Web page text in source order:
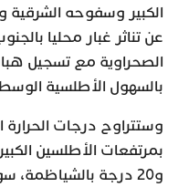
الكبير وسفوحه الشرقية
عن تناثر غبار محليا
الصحراوية مع تسجيل
بالسهول الأطلسية
و20 درجة